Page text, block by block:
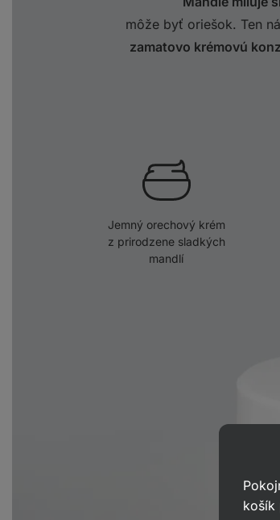
môže byť oriešok. Ten
zamatovo krémovú
Jemný orechový krém
z prirodzene sladkých
mandlí
košík